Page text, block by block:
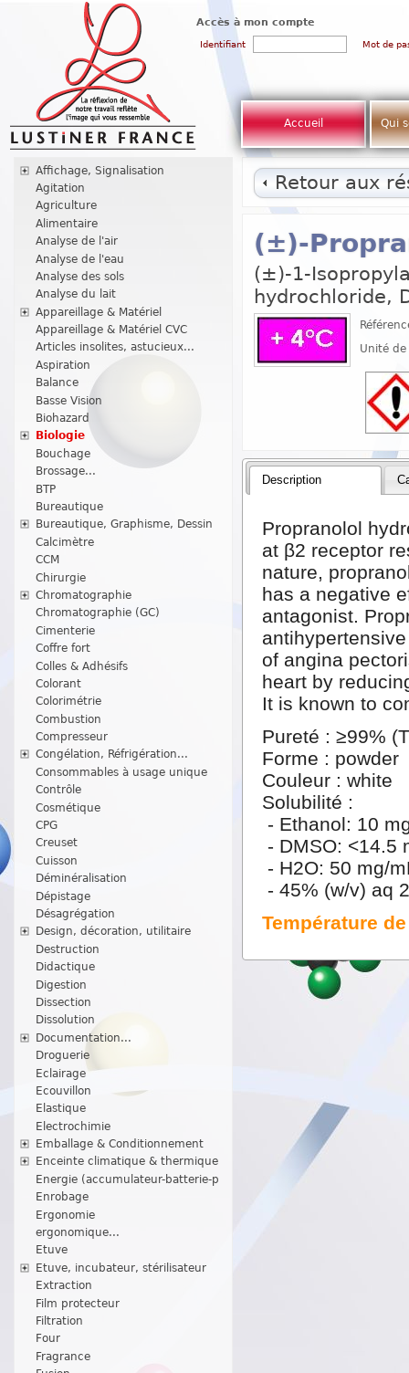
Accès à mon compte
Identifiant Mot de
Accueil Qui
Affichage, Signalisation
Agitation
Agriculture
Alimentaire
Analyse de l'air
Analyse de l'eau
Analyse des sols
Analyse du lait
Appareillage & Matériel
Appareillage & Matériel CVC
Articles insolites, astucieux...
Aspiration
Balance
Basse Vision
Biohazard
Biologie
Bouchage
Brossage...
BTP
Bureautique
Bureautique, Graphisme, Dessin
Calcimètre
CCM
Chirurgie
Chromatographie
Chromatographie (GC)
Cimenterie
Coffre fort
Colles & Adhésifs
Colorant
Colorimétrie
Combustion
Compresseur
Congélation, Réfrigération...
Consommables à usage unique
Contrôle
Cosmétique
CPG
Creuset
Cuisson
Déminéralisation
Dépistage
Désagrégation
Design, décoration, utilitaire
Destruction
Didactique
Digestion
Dissection
Dissolution
Documentation...
Droguerie
Eclairage
Ecouvillon
Elastique
Electrochimie
Emballage & Conditionnement
Enceinte climatique & thermique
Energie (accumulateur-batterie-p
Enrobage
Ergonomie
ergonomique...
Etuve
Etuve, incubateur, stérilisateur
Extraction
Film protecteur
Filtration
Four
Fragrance
Retour aux
(±)-
(±)-1-
hydrochloride,
Unité
Description
Propranolol
at β2 receptor
nature,
has a negative
antagonist.
of angina
heart by
It is known to
Pureté : ≥99%
Forme : powder
Couleur : white
Solubilité :
- Ethanol: 10
- DMSO: <14.5
- H2O: 50 mg/
- 45% (w/v) aq
Température